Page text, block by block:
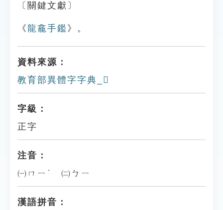
〔關鍵文獻〕
《龍龕手鑑 》。
資料來源：
教育部異體字字典_𡇒
字級：
正字
注音：
㈠ㄇㄧˊ ㈡ㄅㄧ
漢語拼音：